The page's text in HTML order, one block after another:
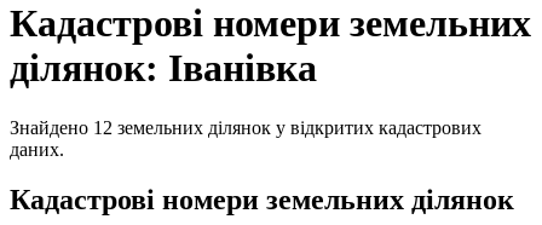
Кадастрові номери земельних
ділянок: Іванівка
Знайдено 12 земельних ділянок у відкритих кадастрових
даних.
Кадастрові номери земельних ділянок